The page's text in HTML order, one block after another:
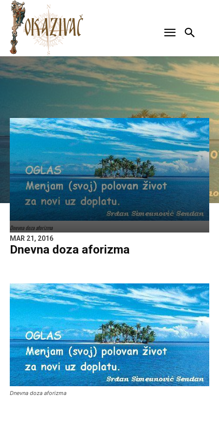
Dnevna doza aforizma
MAR 21, 2016
Dnevna doza aforizma
Dnevna doza aforizma